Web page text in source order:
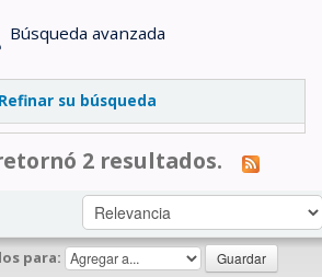
Búsqueda avanzada
Refinar su búsqueda
2 resultados.
para: